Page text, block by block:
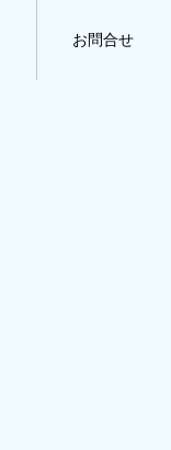
お問合せ